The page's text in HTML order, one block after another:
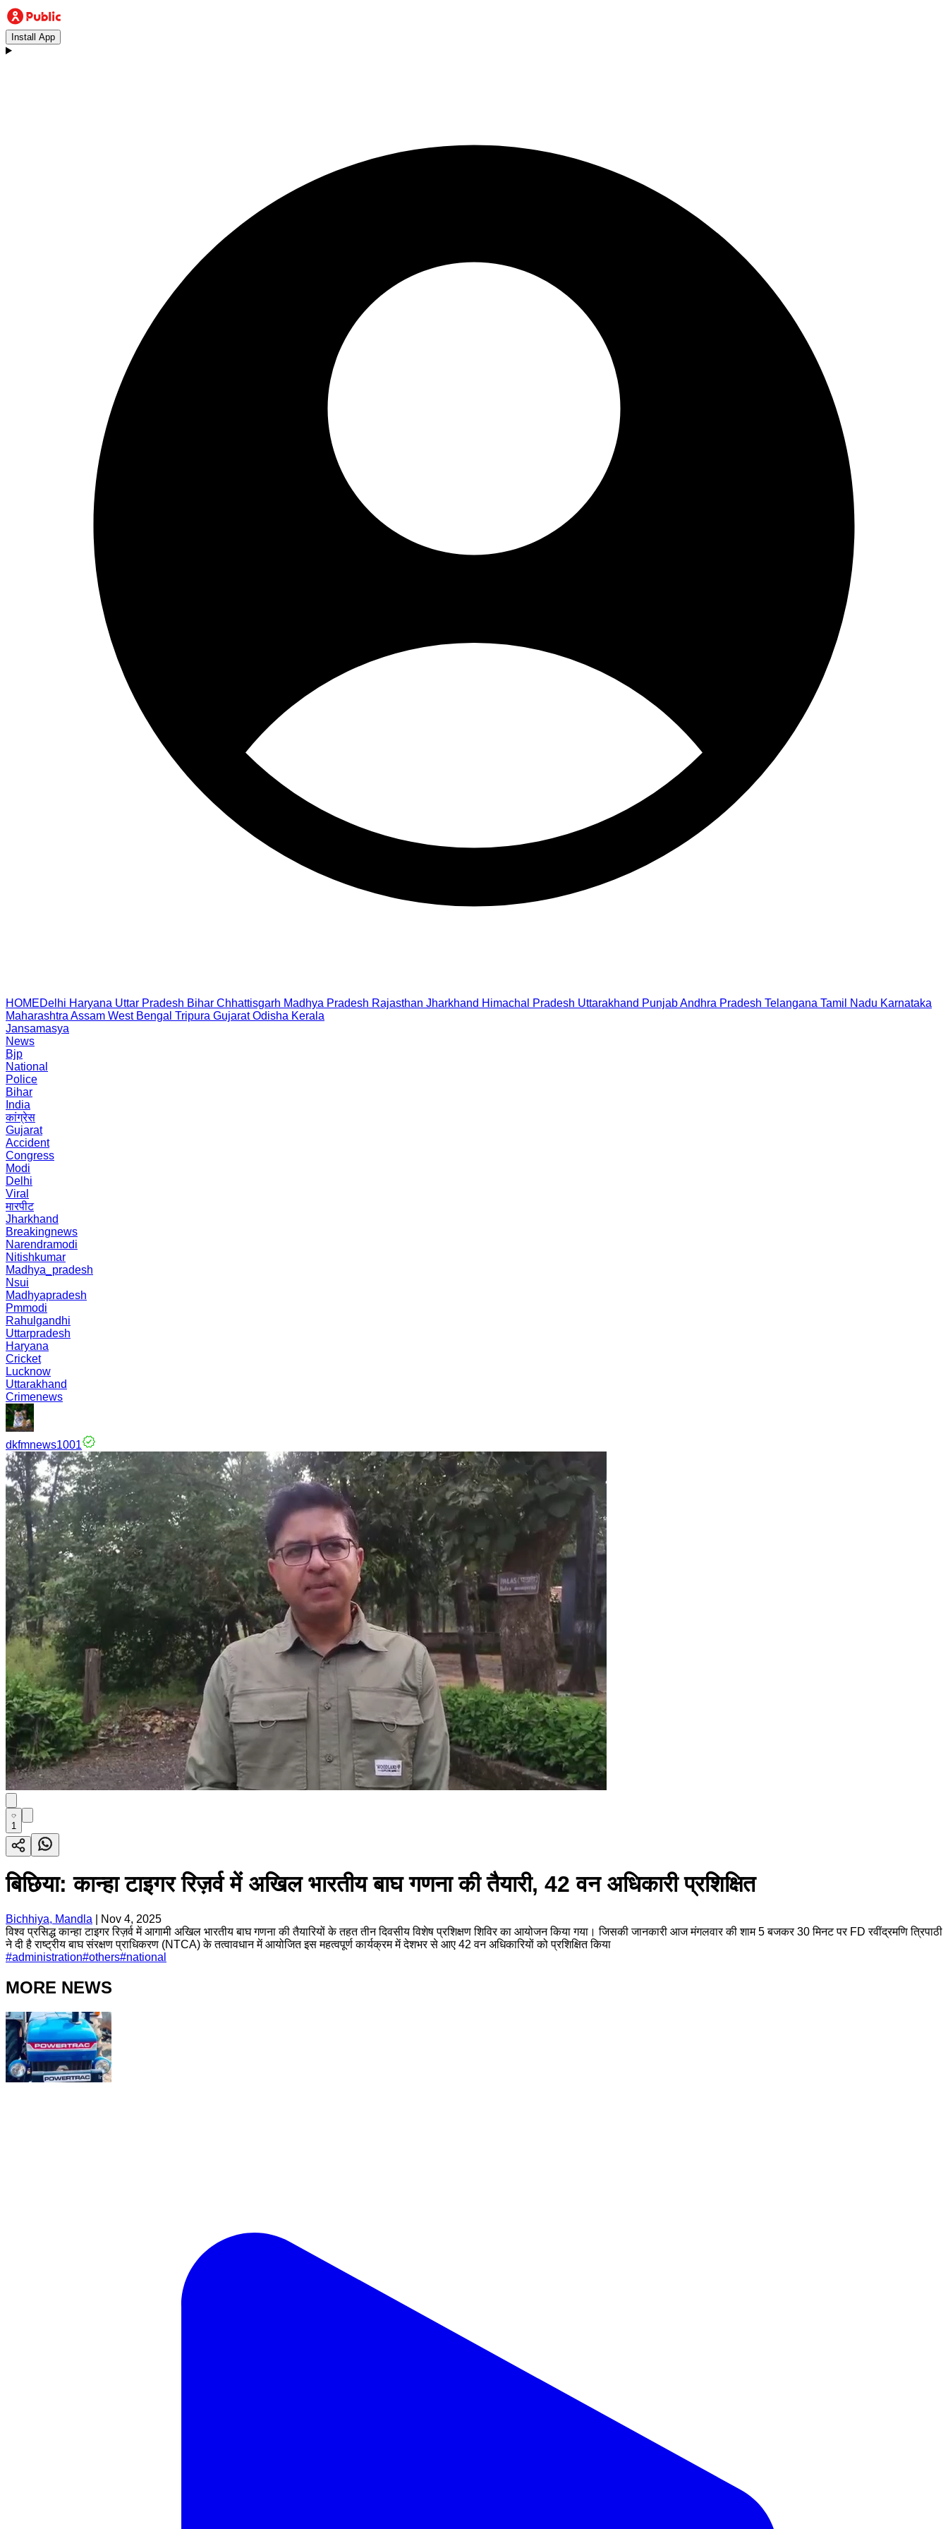
Install App
HOMEDelhi Haryana Uttar Pradesh Bihar Chhattisgarh Madhya Pradesh Rajasthan Jharkhand Himachal Pradesh Uttarakhand PunjabAndhra Pradesh Telangana Tamil Nadu Karnataka
Maharashtra Assam West Bengal Tripura Gujarat Odisha Kerala
Jansamasya
News
Bjp
National
Police
Bihar
India
कांग्रेस
Gujarat
Accident
Congress
Modi
Delhi
Viral
मारपीट
Jharkhand
Breakingnews
Narendramodi
Nitishkumar
Madhya_pradesh
Nsui
Madhyapradesh
Pmmodi
Rahulgandhi
Uttarpradesh
Haryana
Cricket
Lucknow
Uttarakhand
Crimenews
dkfmnews1001
1
बिछिया: कान्हा टाइगर रिज़र्व में अखिल भारतीय बाघ गणना की तैयारी, 42 वन अधिकारी प्रशिक्षित
Bichhiya, Mandla
Nov 4, 2025
विश्व प्रसिद्ध कान्हा टाइगर रिज़र्व में आगामी अखिल भारतीय बाघ गणना की तैयारियों के तहत तीन दिवसीय विशेष प्रशिक्षण शिविर का आयोजन किया गया। जिसकी जानकारी आज मंगलवार की शाम 5 बजकर 30 मिनट पर FD रवींद्रमणि त्रिपाठी
ने दी है राष्ट्रीय बाघ संरक्षण प्राधिकरण (NTCA) के तत्वावधान में आयोजित इस महत्वपूर्ण कार्यक्रम में देशभर से आए 42 वन अधिकारियों को प्रशिक्षित किया
#administration#others#national
MORE NEWS